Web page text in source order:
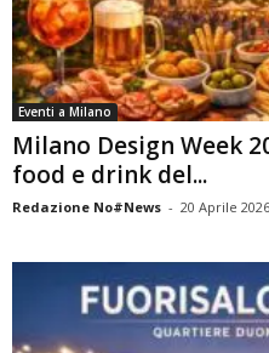
Eventi a Milano
Milano Design Week
food e drink del...
Redazione No#News - 20 Aprile 2026